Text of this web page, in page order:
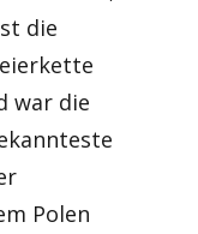
die
war die
Polen